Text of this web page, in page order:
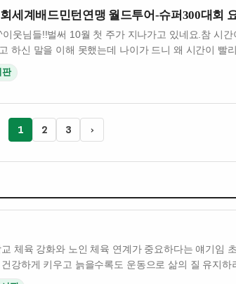
세계배드민턴연맹 월드투어-슈퍼300대회
웃님들!!벌써 10월 첫 주가 지나가고 있네요.참 시
하신 말을 이해 못했는데 나이가 드니 왜 시간이 빨
판
1 2 3 ›
체육 강화와 노인 체육 연계가 중요하다는 얘기임
강하게 키우고 늙을수록도 운동으로 삶의 질 유지하